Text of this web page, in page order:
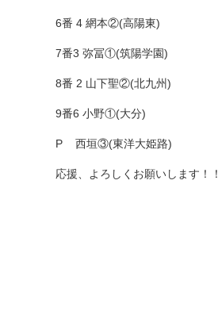
6番 4 網本②(高陽東)
7番3 弥冨①(筑陽学園)
8番 2 山下聖②(北九州)
9番6 小野①(大分)
P 西垣③(東洋大姫路)
応援、よろしくお願いします！！